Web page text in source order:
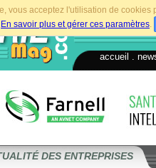
vous acceptez l'utilisation de
En savoir plus et gérer ces paramètres.
accueil
DES ENTREPRISES